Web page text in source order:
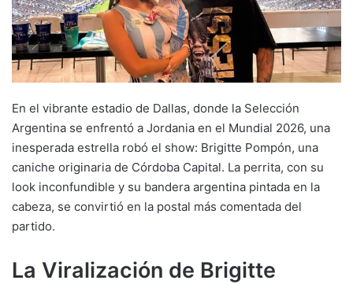
En el vibrante estadio de Dallas, donde la Selección
Argentina se enfrentó a Jordania en el Mundial 2026, una
inesperada estrella robó el show: Brigitte Pompón, una
caniche originaria de Córdoba Capital. La perrita, con su
look inconfundible y su bandera argentina pintada en la
cabeza, se convirtió en la postal más comentada del
partido.
La Viralización de Brigitte